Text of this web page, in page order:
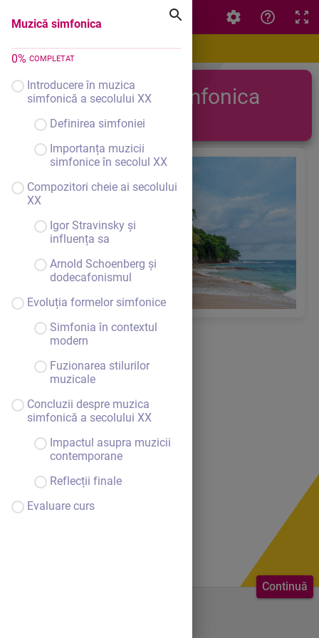
Muzică simfonica
0% COMPLETAT
Introducere în muzica
simfonică a secolului XX
Definirea simfoniei
Importanța muzicii
simfonice în secolul XX
Compozitori cheie ai secolului
XX
Igor Stravinsky și
influența sa
Arnold Schoenberg și
dodecafonismul
Evoluția formelor simfonice
Simfonia în contextul
modern
Fuzionarea stilurilor
muzicale
Concluzii despre muzica
simfonică a secolului XX
Impactul asupra muzicii
contemporane
Reflecții finale
Evaluare curs
Continuă
Muzică simfonica
Muzică simfonica